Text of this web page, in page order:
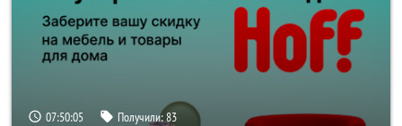
07:50:02 Получили:83